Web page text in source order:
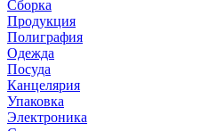
Сборка
Продукция
Полиграфия
Одежда
Посуда
Канцелярия
Упаковка
Электроника